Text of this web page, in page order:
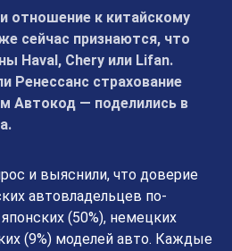
отношение к китайскому
сейчас признаются, что
Haval, Chery или Lifan.
Ренессанс страхование
Автокод — поделились в
и выяснили, что доверие
автовладельцев по-
(50%), немецких
(9%) моделей авто. Каждые